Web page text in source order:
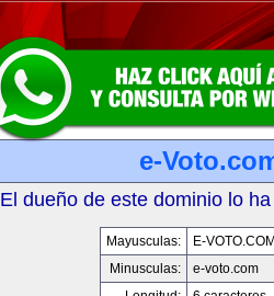
e-
El dueño de este dominio lo
Mayusculas:
E-
Minusculas:
e-voto.com